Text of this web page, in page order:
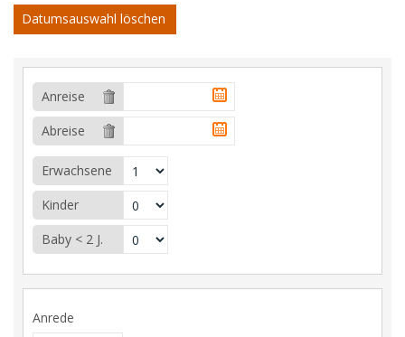
Datumsauswahl löschen
Anreise
Abreise
Erwachsene
Kinder
Baby < 2 J.
Anrede